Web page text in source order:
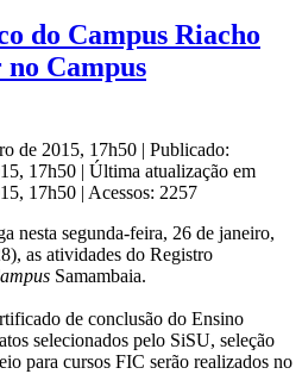
do Campus Riacho
Campus
de 2015, 17h50 | Publicado:
17h50 | Última atualização em
17h50 | Acessos: 2257
nesta segunda-feira, 26 de janeiro,
as atividades do Registro
Samambaia.
de conclusão do Ensino
selecionados pelo SiSU, seleção
para cursos FIC serão realizados no